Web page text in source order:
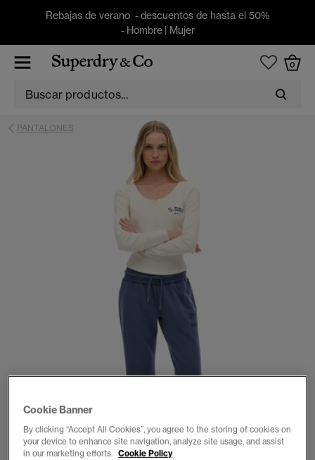
Rebajas de verano - descuentos de hasta el 50%
- Hombre| Mujer
0
PANTALONES
1 2 3 4 7
Cookie Banner
By clicking “Accept All Cookies”, you agree to the storing of cookies on
your device to enhance site navigation, analyze site usage, and assist
in our marketing efforts. Cookie Policy